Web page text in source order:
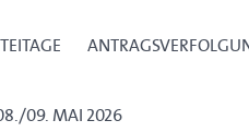
09. MAI 2026